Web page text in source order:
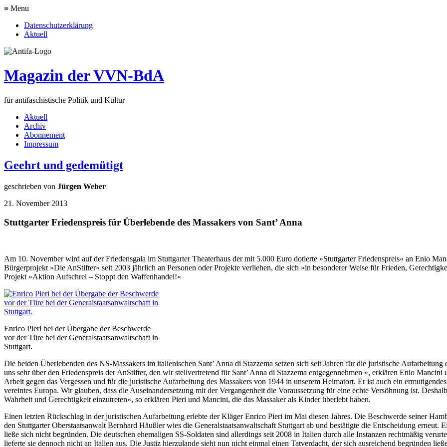
≡ Menu
Datenschutzerklärung
Aktuell
Magazin der VVN-BdA
für antifaschistische Politik und Kultur
Aktuell
Archiv
Abonnement
Impressum
Geehrt und gedemütigt
geschrieben von Jürgen Weber
21. November 2013
Stuttgarter Friedenspreis für Überlebende des Massakers von Sant’ Anna
Am 10. November wird auf der Friedensgala im Stuttgarter Theaterhaus der mit 5.000 Euro dotierte »Stuttgarter Friedenspreis« an Enio
Bürgerprojekt »Die AnStifter« seit 2003 jährlich an Personen oder Projekte verliehen, die sich »in besonderer Weise für Frieden,
Projekt »Aktion Aufschrei – Stoppt den Waffenhandel!«
Enrico Pieri bei der Übergabe der Beschwerde
vor der Türe bei der Generalstaatsanwaltschaft in
Stuttgart.
Die beiden Überlebenden des NS-Massakers im italienischen Sant’ Anna di Stazzema setzen sich seit Jahren für die juristische
uns sehr über den Friedenspreis der AnStifter, den wir stellvertretend für Sant’ Anna di Stazzema entgegennehmen », erklären Enio
Arbeit gegen das Vergessen und für die juristische Aufarbeitung des Massakers von 1944 in unserem Heimatort. Er ist auch ein
vereintes Europa. Wir glauben, dass die Auseinandersetzung mit der Vergangenheit die Voraussetzung für eine echte Versöhnung ist.
Wahrheit und Gerechtigkeit einzutreten«, so erklären Pieri und Mancini, die das Massaker als Kinder überlebt haben.
Einen letzten Rückschlag in der juristischen Aufarbeitung erlebte der Kläger Enrico Pieri im Mai diesen Jahres. Die Beschwerde seiner
den Stuttgarter Oberstaatsanwalt Bernhard Häußler wies die Generalstaatsanwaltschaft Stuttgart ab und bestätigte die Entscheidung
ließe sich nicht begründen. Die deutschen ehemaligen SS-Soldaten sind allerdings seit 2008 in Italien durch alle Instanzen rechtmäßig
lieferte sie dennoch nicht an Italien aus. Die Justiz hierzulande sieht nun nicht einmal einen Tatverdacht, der sich ausreichend begründen